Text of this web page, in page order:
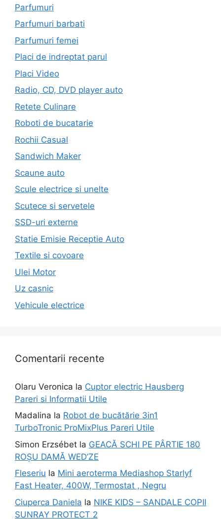
Parfumuri
Parfumuri barbati
Parfumuri femei
Placi de indreptat parul
Placi Video
Radio, CD, DVD player auto
Retete Culinare
Roboti de bucatarie
Rochii Casual
Sandwich Maker
Scaune auto
Scule electrice si unelte
Scutece si servetele
SSD-uri externe
Statie Emisie Receptie Auto
Textile si covoare
Ulei Motor
Uz casnic
Vehicule electrice
Comentarii recente
Olaru Veronica la Cuptor electric Hausberg
Pareri si Informatii Utile
Madalina la Robot de bucătărie 3in1
TurboTronic ProMixPlus Pareri Utile
Simon Erzsébet la GEACĂ SCHI PE PÂRTIE 180
ROȘU DAMĂ WED’ZE
Fleseriu la Mini aeroterma Mediashop Starlyf
Fast Heater, 400W, Termostat , Negru
Ciuperca Daniela la NIKE KIDS – SANDALE COPII
SUNRAY PROTECT 2